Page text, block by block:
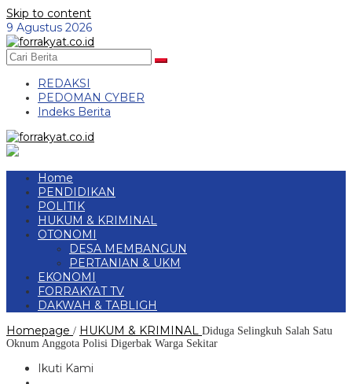
Skip to content
9 Agustus 2026
REDAKSI
PEDOMAN CYBER
Indeks Berita
Home
PENDIDIKAN
POLITIK
HUKUM & KRIMINAL
OTONOMI
DESA MEMBANGUN
PERTANIAN & UKM
EKONOMI
FORRAKYAT TV
DAKWAH & TABLIGH
Homepage / HUKUM & KRIMINAL Diduga Selingkuh Salah Satu
Oknum Anggota Polisi Digerbak Warga Sekitar
Ikuti Kami